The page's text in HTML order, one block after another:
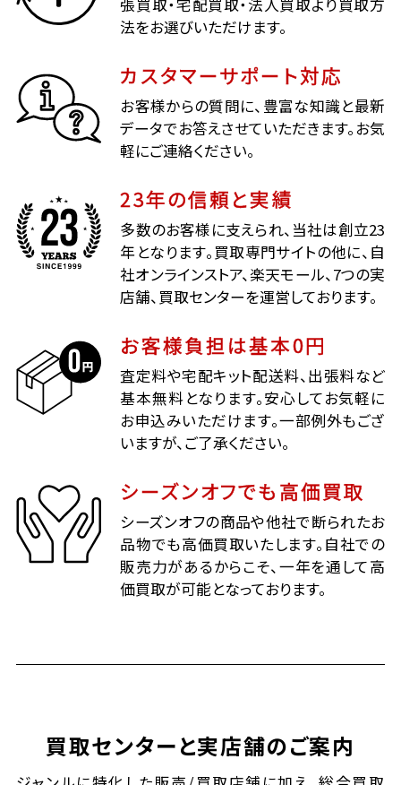
張買取・宅配買取・法人買取より買取方
法をお選びいただけます。
カスタマーサポート対応
お客様からの質問に、豊富な知識と最新
データでお答えさせていただきます。お気
軽にご連絡ください。
23年の信頼と実績
多数のお客様に支えられ、当社は創立23
年となります。買取専門サイトの他に、自
社オンラインストア、楽天モール、7つの実
店舗、買取センターを運営しております。
お客様負担は基本0円
査定料や宅配キット配送料、出張料など
基本無料となります。安心してお気軽に
お申込みいただけます。一部例外もござ
いますが、ご了承ください。
シーズンオフでも高価買取
シーズンオフの商品や他社で断られたお
品物でも高価買取いたします。自社での
販売力があるからこそ、一年を通して高
価買取が可能となっております。
買取センターと実店舗のご案内